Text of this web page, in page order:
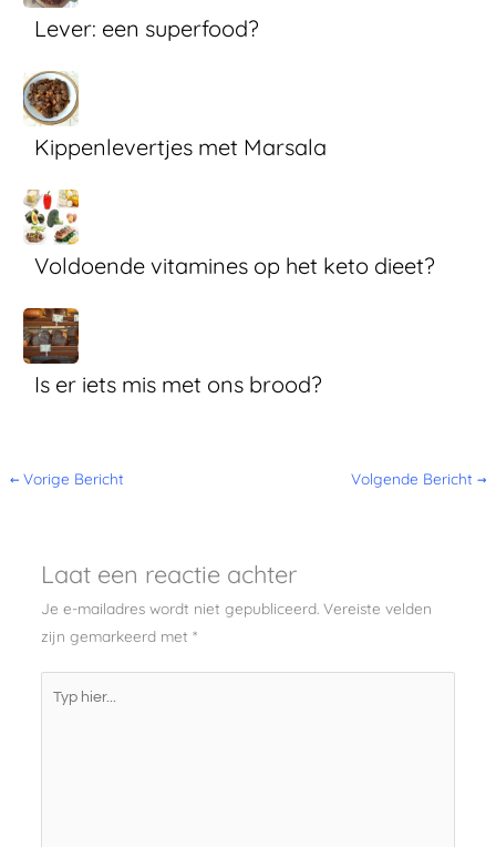
Lever: een superfood?
Kippenlevertjes met Marsala
Voldoende vitamines op het keto dieet?
Is er iets mis met ons brood?
← Vorige Bericht Volgende Bericht →
Laat een reactie achter
Je e-mailadres wordt niet gepubliceerd. Vereiste velden
zijn gemarkeerd met *